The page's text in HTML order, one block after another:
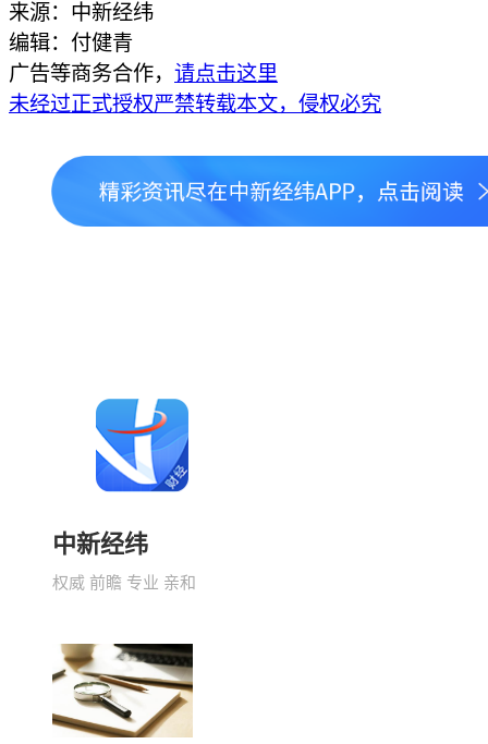
来源：中新经纬
编辑：付健青
广告等商务合作， 请点击这里
未经过正式授权严禁转载本文，侵权必究
中新经纬
权威 前瞻 专业 亲和